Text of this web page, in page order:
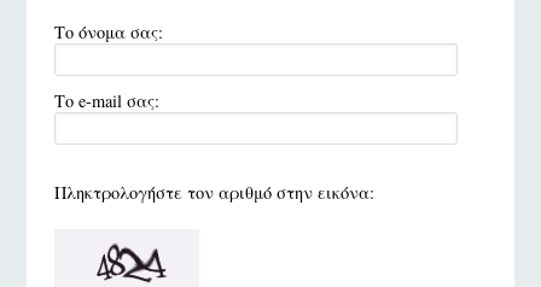
Το όνομα σας:
Το e-mail σας:
Πληκτρολογήστε τον αριθμό στην εικόνα: